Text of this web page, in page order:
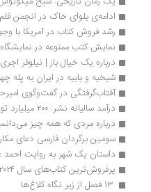
ادامه‌ی بلوای خاک در انجمن قلم
رشد فروش کتاب در آمریکا با
نمایش کتب ممنوعه در
درباره یک خیال باز | نیلوفر اجری
شیخیه و بابیه در ایران به پله
آفتاب‌گرفتگی در گفت‌وگوی
درآمد سالیانه نشر: ۲۰۰ میلیارد تومان
درباره مردی که همه چیز
سومین برگردان فارسی دعای
داستان یک شهر به‌ روایت
پرفروش‌ترین کتاب‌های سال ۲۰۲۴،